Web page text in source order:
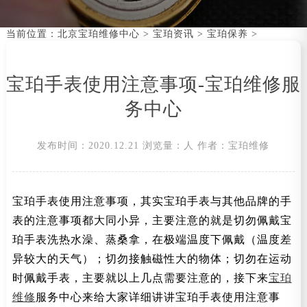
当前位置： 北京宝珀维修中心 > 宝珀资讯 > 宝珀保养 >
宝珀手表使用注意事项-宝珀维修服
务中心
发布时间：2020.12.21 浏览量： 人 作者：宝珀维修
宝珀手表使用注意事项，其实宝珀手表与其他品牌的手
表的注意事项都大同小异，主要注意的就是切勿佩戴宝
珀手表洗热水澡、蒸桑拿，在极端温度下佩戴（温度差
异较大的天气）；切勿接触磁性大的物体；切勿在运动
时佩戴手表，主要就以上几点需要注意的，接下来宝珀
维修 服务中心来给大家详细讲讲宝珀手表使用注意事